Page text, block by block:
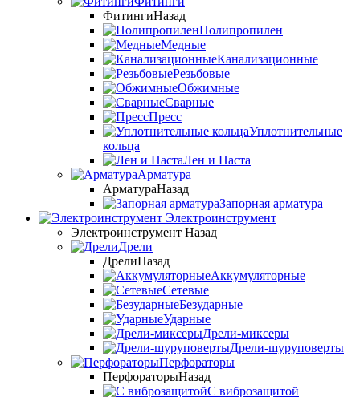
ФитингиНазад
Полипропилен
Медные
Канализационные
Резьбовые
Обжимные
Сварные
Пресс
Уплотнительные
кольца
Лен и Паста
Арматура
АрматураНазад
Запорная арматура
Электроинструмент
Электроинструмент Назад
Дрели
ДрелиНазад
Аккумуляторные
Сетевые
Безударные
Ударные
Дрели-миксеры
Дрели-шуруповерты
Перфораторы
ПерфораторыНазад
С виброзащитой